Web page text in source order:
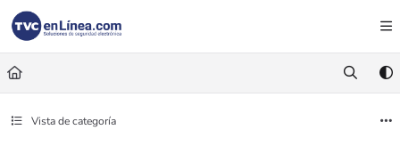
Documentation Index
Fetch the complete documentation index at:
Use this file to discover all available pages before exploring further.
Vista de categoría